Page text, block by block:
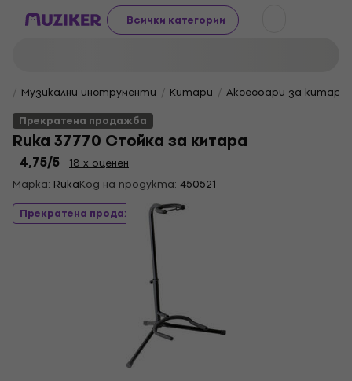
Всички категории
Музикални инструменти Китари
Аксесоари за китара
Прекратена продажба
Ruka 37770 Стойка за китара
4,75/5
18 x оценен
Марка: RukaКод на продукта: 450521
Прекратена продажба